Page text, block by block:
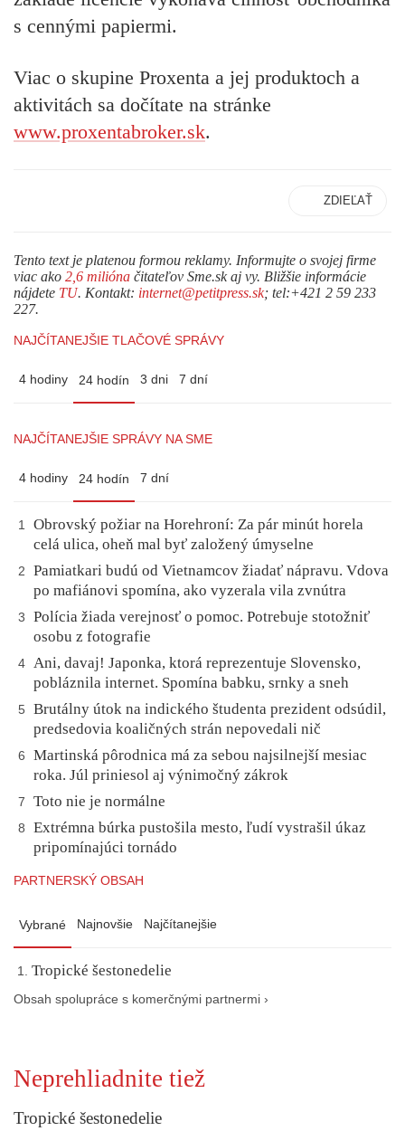
s cennými papiermi.
Viac o skupine Proxenta a jej produktoch a
aktivitách sa dočítate na stránke
www.proxentabroker.sk.
ZDIEĽAŤ
Tento text je platenou formou reklamy. Informujte o svojej firme
viac ako 2,6 milióna čitateľov Sme.sk aj vy. Bližšie informácie
nájdete TU. Kontakt: internet@petitpress.sk; tel:+421 2 59 233
227.
NAJČÍTANEJŠIE TLAČOVÉ SPRÁVY
4 hodiny 24 hodín 3 dni 7 dní
NAJČÍTANEJŠIE SPRÁVY NA SME
4 hodiny 24 hodín 7 dní
1
Obrovský požiar na Horehroní: Za pár minút horela
celá ulica, oheň mal byť založený úmyselne
2
Pamiatkari budú od Vietnamcov žiadať nápravu. Vdova
po mafiánovi spomína, ako vyzerala vila zvnútra
3
Polícia žiada verejnosť o pomoc. Potrebuje stotožniť
osobu z fotografie
4 Ani, davaj! Japonka, ktorá reprezentuje Slovensko,
pobláznila internet. Spomína babku, srnky a sneh
5
Brutálny útok na indického študenta prezident odsúdil,
predsedovia koaličných strán nepovedali nič
6
Martinská pôrodnica má za sebou najsilnejší mesiac
roka. Júl priniesol aj výnimočný zákrok
7 Toto nie je normálne
8
Extrémna búrka pustošila mesto, ľudí vystrašil úkaz
pripomínajúci tornádo
PARTNERSKÝ OBSAH
Vybrané Najnovšie Najčítanejšie
Tropické šestonedelie
Obsah spolupráce s komerčnými partnermi ›
Neprehliadnite tiež
Tropické šestonedelie